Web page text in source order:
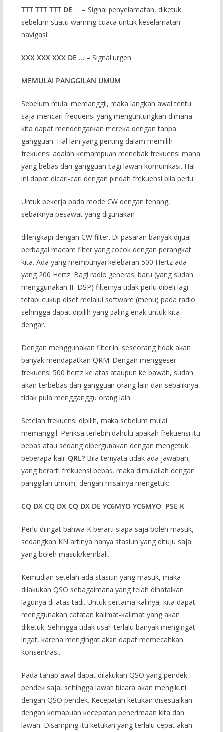
TTT TTT TTT DE … – Signal penyelamatan, diketuk
sebelum suatu warning cuaca untuk keselamatan
navigasi.
XXX XXX XXX DE … – Signal urgen
MEMULAI PANGGILAN UMUM
Sebelum mulai memanggil, maka langkah awal tentu
saja mencari frequensi yang menguntungkan dimana
kita dapat mendengarkan mereka dengan tanpa
gangguan. Hal lain yang penting dalam memilih
frekuensi adalah kemampuan menebak frekuensi mana
yang bebas dari gangguan bagi lawan komunikasi. Hal
ini dapat dicari-cari dengan pindah frekuensi bila perlu.
Untuk bekerja pada mode CW dengan tenang,
sebaiknya pesawat yang digunakan
dilengkapi dengan CW filter. Di pasaran banyak dijual
berbagai macam filter yang cocok dengan perangkat
kita. Ada yang mempunyai kelebaran 500 Hertz ada
yang 200 Hertz. Bagi radio generasi baru (yang sudah
menggunakan IF DSP) filternya tidak perlu dibeli lagi
tetapi cukup diset melalui software (menu) pada radio
sehingga dapat dipilih yang paling enak untuk kita
dengar.
Dengan menggunakan filter ini seseorang tidak akan
banyak mendapatkan QRM. Dengan menggeser
frekuensi 500 hertz ke atas ataupun ke bawah, sudah
akan terbebas dari gangguan orang lain dan sebaliknya
tidak pula mengganggu orang lain.
Setelah frekuensi dipilih, maka sebelum mulai
memanggil. Periksa terlebih dahulu apakah frekuensi itu
bebas atau sedang dipergunakan dengan mengetuk
beberapa kali: QRL? Bila ternyata tidak ada jawaban,
yang berarti frekuensi bebas, maka dimulailah dengan
panggilan umum, dengan misalnya mengetuk:
CQ DX CQ DX CQ DX DE YC6MYOYC6MYOPSE K
Perlu diingat bahwa K berarti siapa saja boleh masuk,
sedangkan KN artinya hanya stasiun yang dituju saja
yang boleh masuk/kembali.
Kemudian setelah ada stasiun yang masuk, maka
dilakukan QSO sebagaimana yang telah dihafalkan
lagunya di atas tadi. Untuk pertama kalinya, kita dapat
menggunakan catatan kalimat-kalimat yang akan
diketuk. Sehingga tidak usah terlalu banyak mengingat-
ingat, karena mengingat akan dapat memecahkan
konsentrasi.
Pada tahap awal dapat dilakukan QSO yang pendek-
pendek saja, sehingga lawan bicara akan mengikuti
dengan QSO pendek. Kecepatan ketukan disesuaikan
dengan kemapuan kecepatan penerimaan kita dan
lawan. Disamping itu ketukan yang terlalu cepat akan